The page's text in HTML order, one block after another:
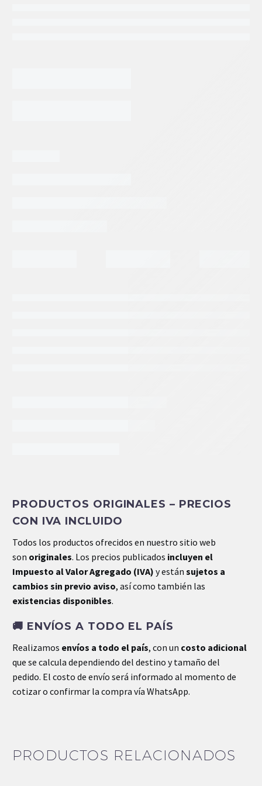
Peso
0.0 kg
Dimensiones
0.0 × 0.0 × 0.0 cm
PRODUCTOS ORIGINALES – PRECIOS
CON IVA INCLUIDO
Todos los productos ofrecidos en nuestro sitio web
son originales. Los precios publicados incluyen el
Impuesto al Valor Agregado (IVA) y están sujetos a
cambios sin previo aviso, así como también las
existencias disponibles.
🚚 ENVÍOS A TODO EL PAÍS
Realizamos envíos a todo el país, con un costo adicional
que se calcula dependiendo del destino y tamaño del
pedido. El costo de envío será informado al momento de
cotizar o confirmar la compra vía WhatsApp.
PRODUCTOS RELACIONADOS